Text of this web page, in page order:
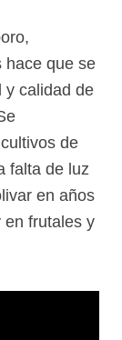
hace que se
y calidad de
de
falta de luz
en años
en frutales y